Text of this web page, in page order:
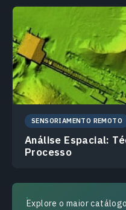
SENSORIAMENTO REMOTO
Análise Espacial:
Processo
Explore o maior